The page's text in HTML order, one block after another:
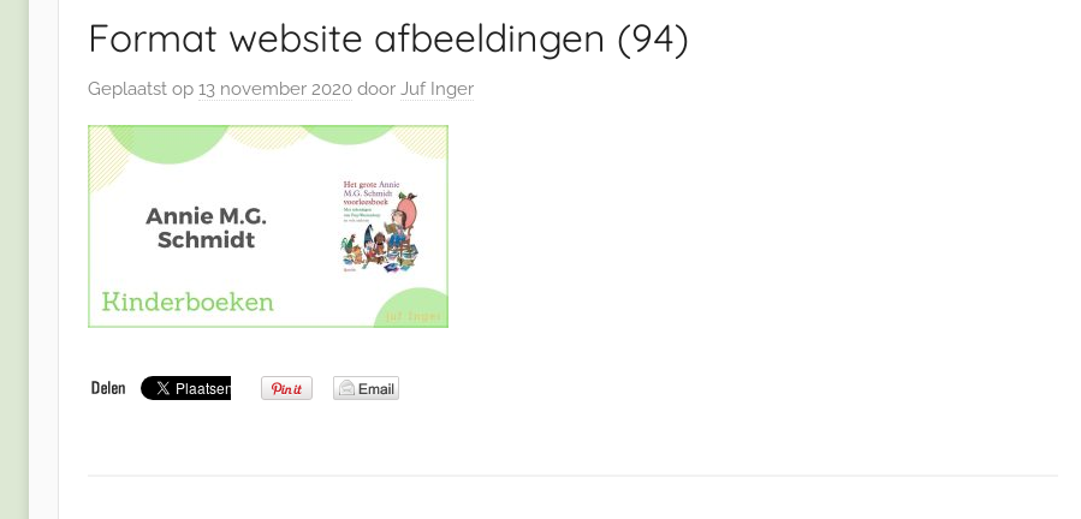
Format website afbeeldingen (94)
Geplaatst op 13 november 2020 door Juf Inger